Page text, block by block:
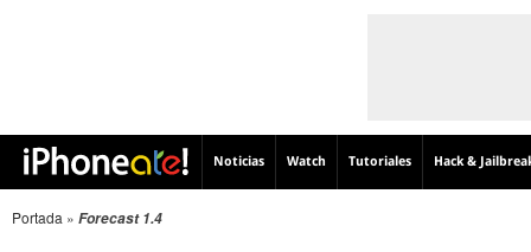
Noticias Watch Tutoriales Hack &
Portada » Forecast 1.4